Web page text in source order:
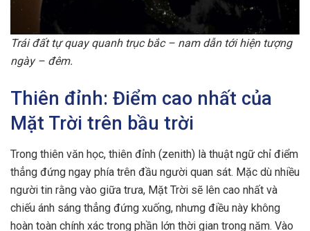
Trái đất tự quay quanh trục bắc – nam dẫn tới hiện tượng
ngày – đêm.
Thiên đỉnh: Điểm cao nhất của
Mặt Trời trên bầu trời
Trong thiên văn học, thiên đỉnh (zenith) là thuật ngữ chỉ điểm
thẳng đứng ngay phía trên đầu người quan sát. Mặc dù nhiều
người tin rằng vào giữa trưa, Mặt Trời sẽ lên cao nhất và
chiếu ánh sáng thẳng đứng xuống, nhưng điều này không
hoàn toàn chính xác trong phần lớn thời gian trong năm. Vào